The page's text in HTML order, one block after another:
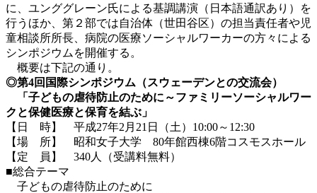
に、ユンググレーン氏による基調講演（日本語通訳あり）を
行うほか、第２部では自治体（世田谷区）の担当責任者や児
童相談所所長、病院の医療ソーシャルワーカーの方々による
シンポジウムを開催する。
概要は下記の通り。
◎第4回国際シンポジウム（スウェーデンとの交流会）
「子どもの虐待防止のために～ファミリーソーシャルワー
クと保健医療と保育を結ぶ」
【日 時】 平成27年2月21日（土）10:00～12:30
【場 所】 昭和女子大学 80年館西棟6階コスモスホール
【定 員】 340人（受講料無料）
■総合テーマ
子どもの虐待防止のために